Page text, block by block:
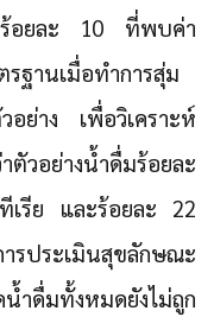
ร้อยละ 10 ที่พบค่า
ฐานเมื่อทำการสุ่ม
ย่าง เพื่อวิเคราะห์
วอย่างน้ำดื่มร้อยละ
เรีย และร้อยละ 22
รประเมินสุขลักษณะ
มทั้งหมดยังไม่ถูก